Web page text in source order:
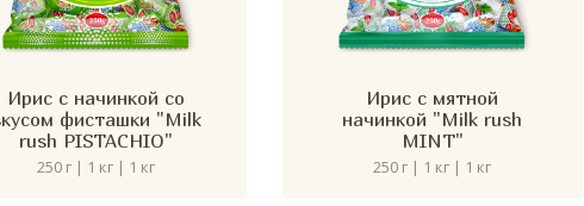
Ирис с начинкой со
фисташки "Milk
rush PISTACHIO"
250 г | 1 кг | 1 кг
Ирис с мятной
начинкой "Milk rush
MINT"
250 г | 1 кг | 1 кг